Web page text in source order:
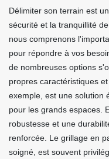
Délimiter son terrain est
sécurité et la tranquillité
nous comprenons
pour répondre à vos
de nombreuses options
propres caractéristiques
exemple, est une solution
pour les grands espaces.
robustesse et une
renforcée. Le grillage en
soigné, est souvent